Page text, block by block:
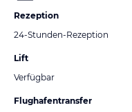
Rezeption
24-Stunden-Rezeption
Lift
Verfügbar
Flughafentransfer